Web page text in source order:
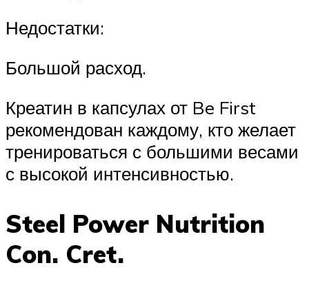
Недостатки:
Большой расход.
Креатин в капсулах от Be First
рекомендован каждому, кто желает
тренироваться с большими весами
с высокой интенсивностью.
Steel Power Nutrition
Con. Cret.